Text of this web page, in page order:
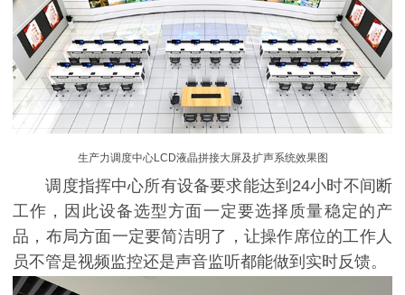
生产力调度中心LCD液晶拼接大屏及扩声系统效果图
调度指挥中心所有设备要求能达到24小时不间断
工作，因此设备选型方面一定要选择质量稳定的产
品，布局方面一定要简洁明了，让操作席位的工作人
员不管是视频监控还是声音监听都能做到实时反馈。